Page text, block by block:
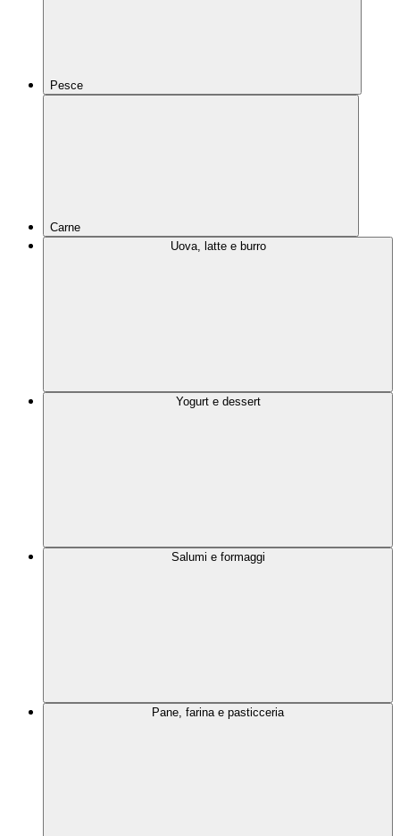
Pesce
Carne
Uova, latte e burro
Yogurt e dessert
Salumi e formaggi
Pane, farina e pasticceria